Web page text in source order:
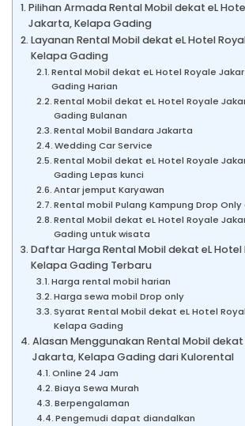
Pilihan Armada Rental Mobil dekat eL
Jakarta, Kelapa Gading
Layanan Rental Mobil dekat eL Hotel
Kelapa Gading
Rental Mobil dekat eL Hotel Royale
Gading Harian
Rental Mobil dekat eL Hotel Royale
Gading Bulanan
Rental Mobil Bandara Jakarta
Wedding Car Service
Rental Mobil dekat eL Hotel Royale
Gading Lepas kunci
Antar jemput Karyawan
Rental mobil Pulang Kampung Drop
Rental Mobil dekat eL Hotel Royale
Gading untuk wisata
Daftar Harga Rental Mobil dekat eL
Kelapa Gading Terbaru
Harga rental mobil harian
Harga sewa mobil Drop only
Syarat Rental Mobil dekat eL Hotel
Kelapa Gading
Alasan Menggunakan Rental Mobil dekat
Jakarta, Kelapa Gading dari Kulorental
Online 24 Jam
Biaya Sewa Murah
Berpengalaman
Pengemudi dapat diandalkan